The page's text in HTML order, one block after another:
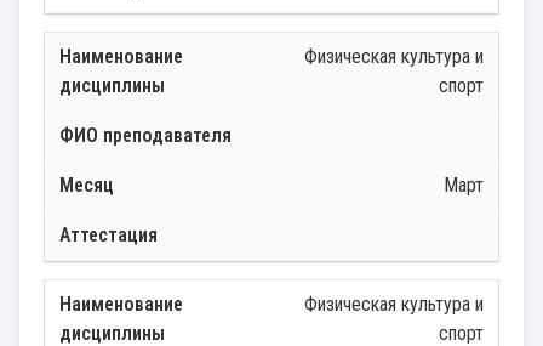
Физическая культура и
спорт
Март
Физическая культура и
спорт